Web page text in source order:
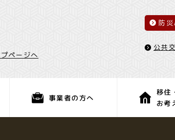
ページへ
防
公共
事業者の方へ
移住
お考